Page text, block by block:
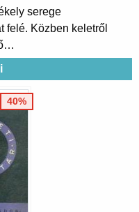
serege
felé. Közben keletről
40%